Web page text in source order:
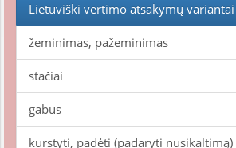
Lietuviški vertimo atsakymų variantai
žeminimas, pažeminimas
stačiai
gabus
kurstyti, padėti (padaryti nusikaltimą)